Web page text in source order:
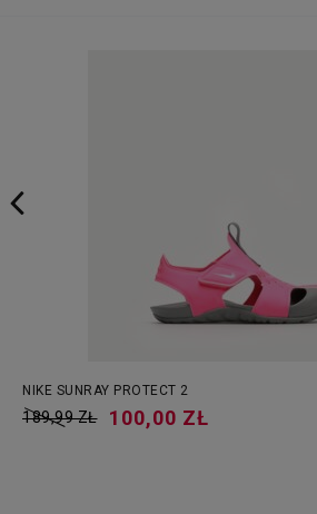
NIKE SUNRAY PROTECT 2
189,99 ZŁ 100,00 ZŁ